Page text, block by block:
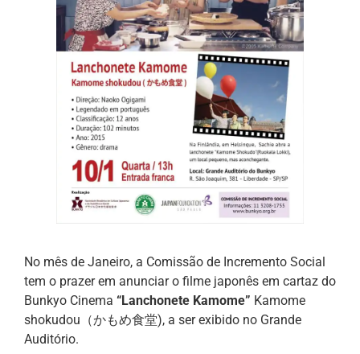
No mês de Janeiro, a Comissão de Incremento Social
tem o prazer em anunciar o filme japonês em cartaz do
Bunkyo Cinema “Lanchonete Kamome” Kamome
shokudou（かもめ食堂), a ser exibido no Grande
Auditório.